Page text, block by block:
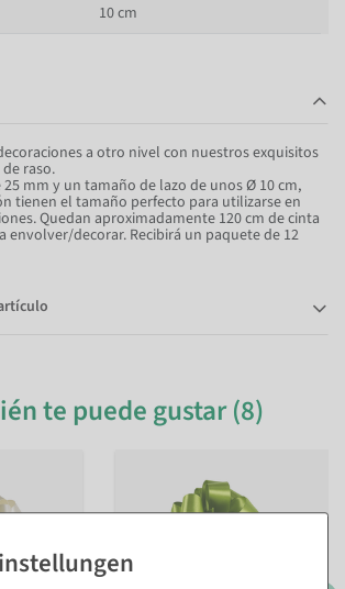
10 cm
a otro nivel con nuestros exquisitos
raso.
mm y un tamaño de lazo de unos Ø 10 cm,
tienen el tamaño perfecto para utilizarse en
Quedan aproximadamente 120 cm de cinta
envolver/decorar. Recibirá un paquete de 12
te puede gustar (8)